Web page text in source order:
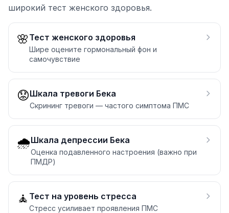
широкий тест женского здоровья.
🌸 Тест женского здоровья
Шире оцените гормональный фон и
самочувствие
😟Шкала тревоги Бека
Скрининг тревоги — частого симптома ПМС
🌧️Шкала депрессии Бека
Оценка подавленного настроения (важно при
ПМДР)
🧘 Тест на уровень стресса
Стресс усиливает проявления ПМС